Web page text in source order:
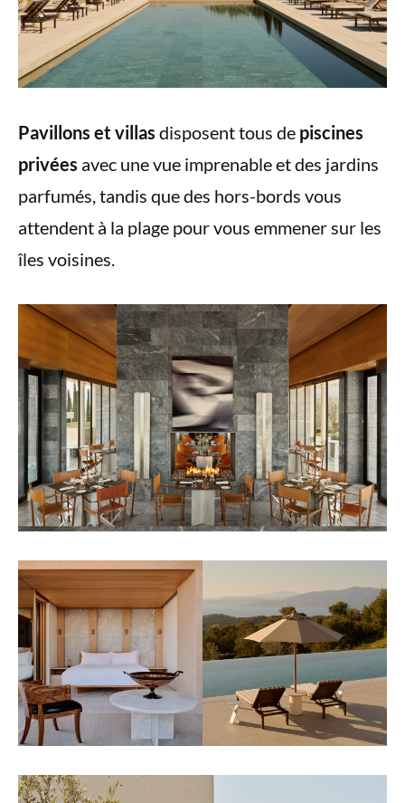
Pavillons et villas disposent tous de piscines
privées avec une vue imprenable et des jardins
parfumés, tandis que des hors-bords vous
attendent à la plage pour vous emmener sur les
îles voisines.